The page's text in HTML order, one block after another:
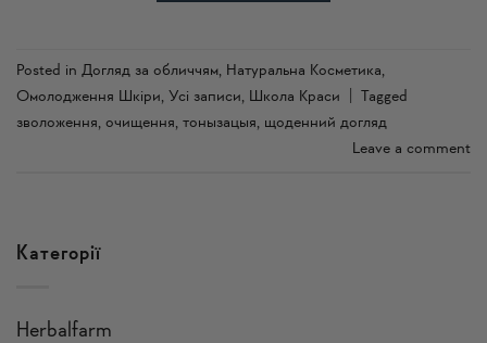
Posted in Догляд за обличчям, Натуральна Косметика,
Омолодження Шкіри, Усi записи, Школа Краси
Tagged
зволоження, очищення, тонызацыя, щоденний догляд
Leave a comment
Категорії
Herbalfarm